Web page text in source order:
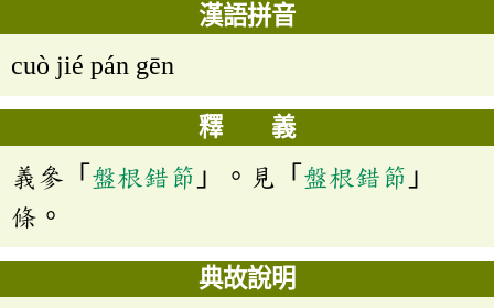
漢語拼音
cuò jié pán gēn
釋 義
義參「 盤根錯節 」。見「 盤根錯節 」
條。
典故說明